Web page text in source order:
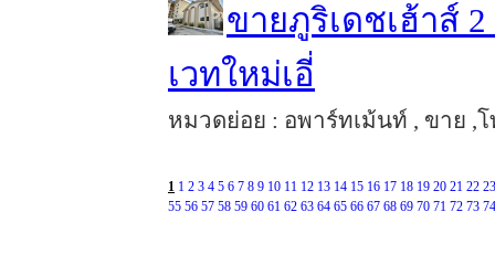
ขายภูริเดชเฮ้าส์
เวทใหม่เอี่
หมวดย่อย : อพาร์ทเม้นท์ , ขาย ,โ
1 1 2 3 4 5 6 7 8 9 10 11 12 13 14 15 16 17 18 19 20 21 22 23
55 56 57 58 59 60 61 62 63 64 65 66 67 68 69 70 71 72 73 74